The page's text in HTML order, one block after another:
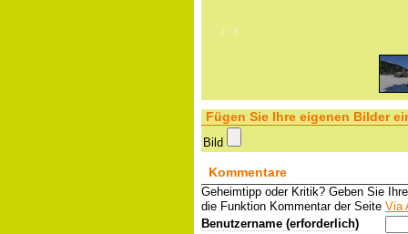
2 / 8
Fügen Sie Ihre eigenen Bilder
Bild
Kommentare
Geheimtipp oder Kritik? Geben Sie
die Funktion Kommentar der Seite Via
Benutzername (erforderlich)